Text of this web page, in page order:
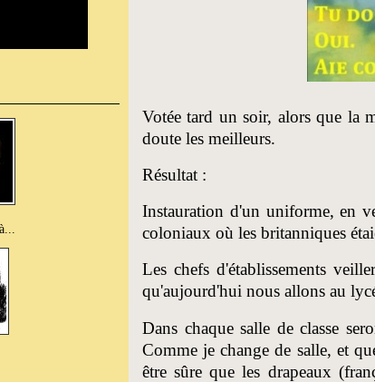
Votée tard un soir, alors que la
doute les meilleurs.
Résultat :
Instauration d'un uniforme, en
coloniaux où les britanniques
Les chefs d'établissements
qu'aujourd'hui nous allons au
Dans chaque salle de classe
Comme je change de salle, et
être sûre que les drapeaux